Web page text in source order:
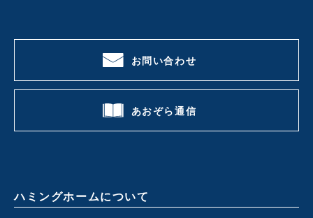
お問い合わせ
あおぞら通信
ハミングホームについて